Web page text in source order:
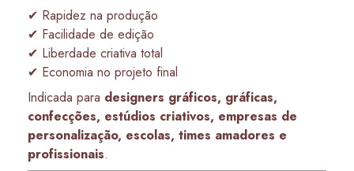
✔ Rapidez na produção
✔ Facilidade de edição
✔ Liberdade criativa total
✔ Economia no projeto final
Indicada para designers gráficos, gráficas,
confecções, estúdios criativos, empresas de
personalização, escolas, times amadores e
profissionais.